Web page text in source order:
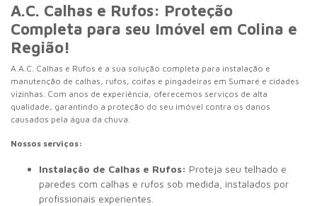
A.C. Calhas e Rufos: Proteção
Completa para seu Imóvel em Colina e
Região!
A A.C. Calhas e Rufos é a sua solução completa para instalação e
manutenção de calhas, rufos, coifas e pingadeiras em Sumaré e cidades
vizinhas. Com anos de experiência, oferecemos serviços de alta
qualidade, garantindo a proteção do seu imóvel contra os danos
causados pela água da chuva.
Nossos serviços:
Instalação de Calhas e Rufos: Proteja seu telhado e
paredes com calhas e rufos sob medida, instalados por
profissionais experientes.